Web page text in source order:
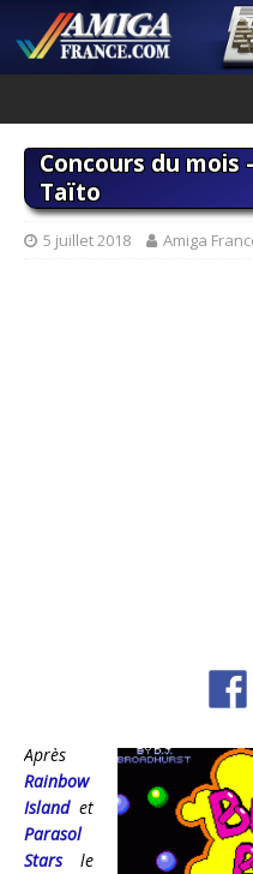
Concours du mois
Taïto
5 juillet 2018 Amiga
Après
Rainbow
Islandet
Parasol
Starsle